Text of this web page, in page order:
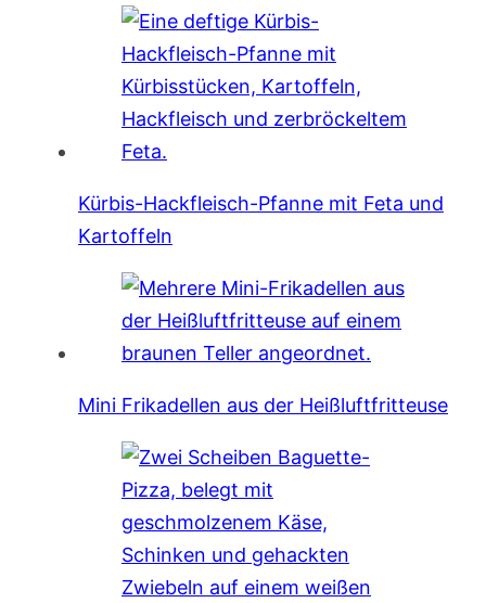
Kürbis-Hackfleisch-Pfanne mit Feta und
Kartoffeln
Mini Frikadellen aus der Heißluftfritteuse